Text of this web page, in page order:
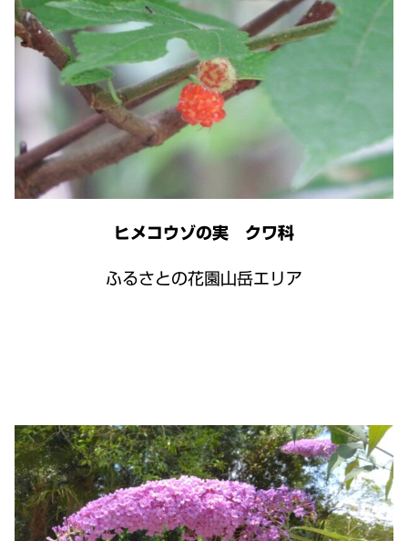
ヒメコウゾの実 クワ科
ふるさとの花園山岳エリア